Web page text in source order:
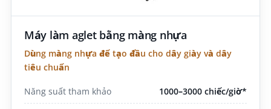
Máy làm aglet bằng màng nhựa
Dùng màng nhựa để tạo đầu cho dây giày và dây
tiêu chuẩn
Năng suất tham khảo 1000–3000 chiếc/giờ*